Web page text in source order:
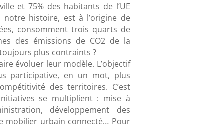
et 75% des habitants de l’UE
histoire, est à l’origine de
consomment trois quarts de
des émissions de CO2 de la
plus contraints ?
évoluer leur modèle. L’objectif
participative, en un mot, plus
des territoires. C’est
se multiplient : mise à
développement des
mobilier urbain connecté… Pour